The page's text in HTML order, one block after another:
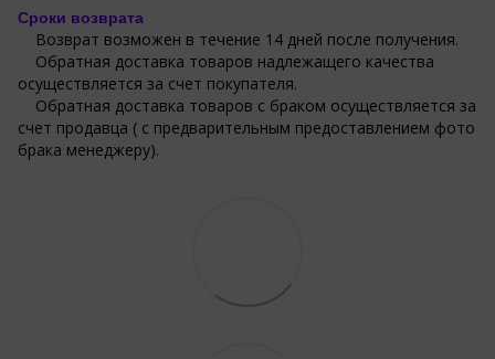
Сроки возврата
Возврат возможен в течение 14 дней после получения.
Обратная доставка товаров надлежащего качества
осуществляется за счет покупателя.
Обратная доставка товаров с браком осуществляется за
счет продавца ( с предварительным предоставлением фото
брака менеджеру).